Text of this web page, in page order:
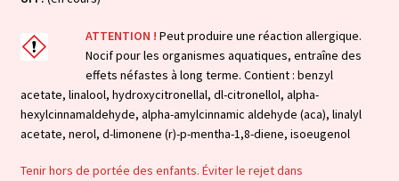
ATTENTION ! Peut produire une réaction allergique.
Nocif pour les organismes aquatiques, entraîne des
effets néfastes à long terme. Contient : benzyl
acetate, linalool, hydroxycitronellal, dl-citronellol, alpha-
hexylcinnamaldehyde, alpha-amylcinnamic aldehyde (aca), linalyl
acetate, nerol, d-limonene (r)-p-mentha-1,8-diene, isoeugenol
Tenir hors de portée des enfants. Éviter le rejet dans